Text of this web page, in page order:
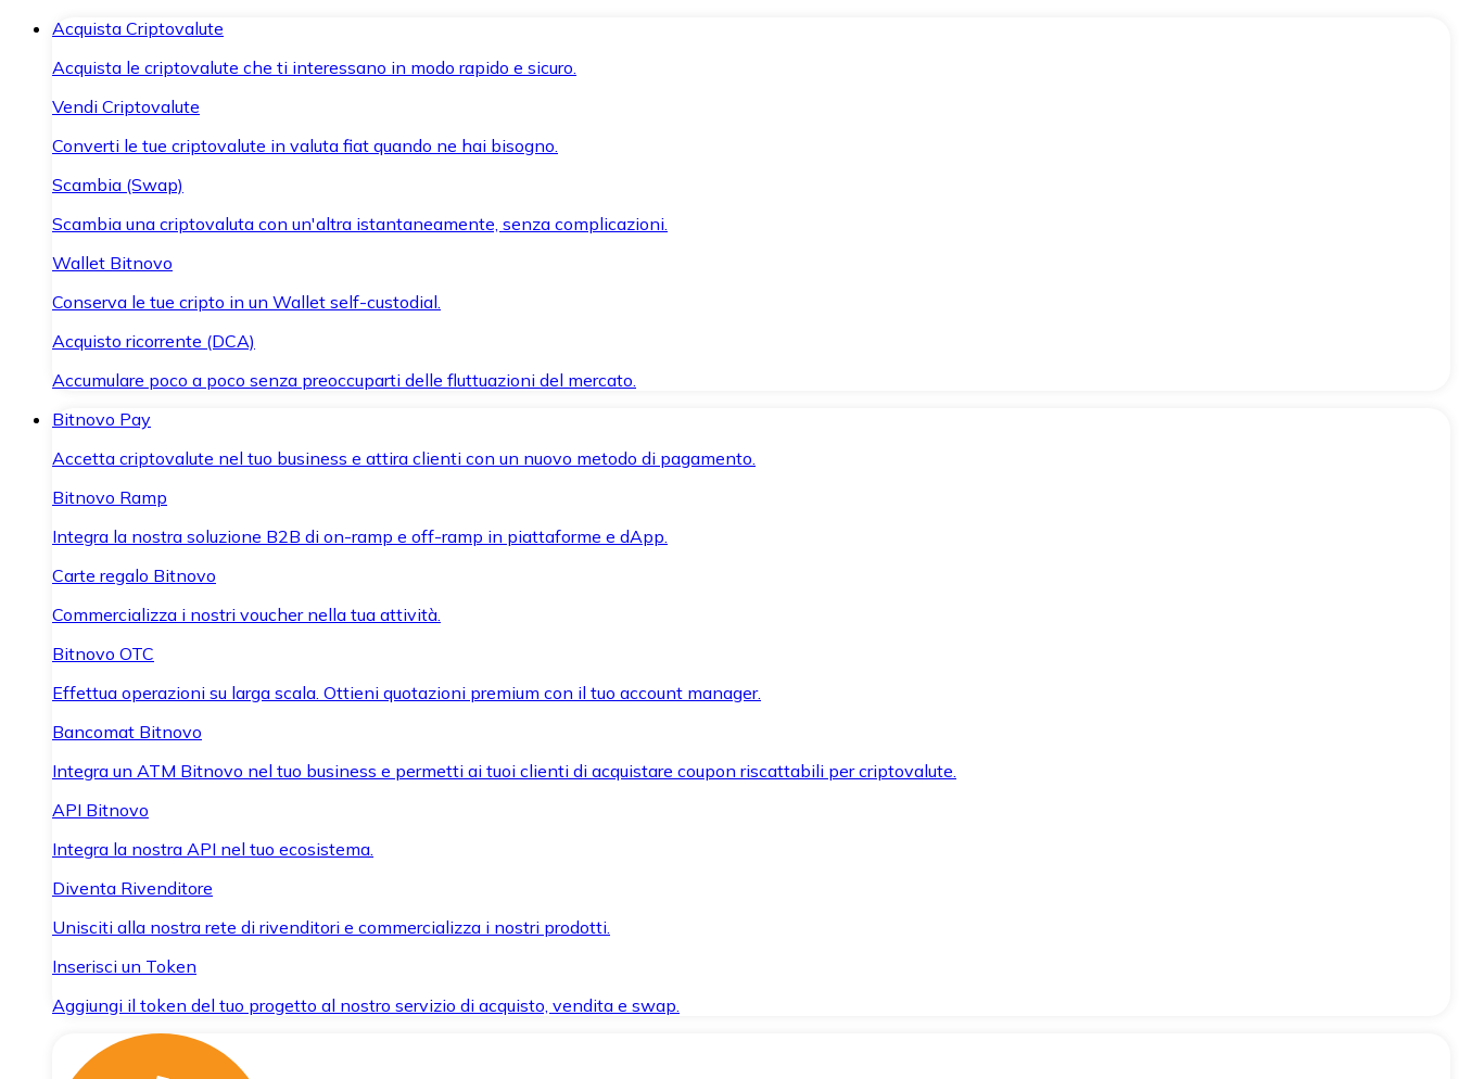
Acquista Criptovalute
Acquista le criptovalute che ti interessano in modo rapido e sicuro.
Vendi Criptovalute
Converti le tue criptovalute in valuta fiat quando ne hai bisogno.
Scambia (Swap)
Scambia una criptovaluta con un'altra istantaneamente, senza complicazioni.
Wallet Bitnovo
Conserva le tue cripto in un Wallet self-custodial.
Acquisto ricorrente (DCA)
Accumulare poco a poco senza preoccuparti delle fluttuazioni del mercato.
Bitnovo Pay
Accetta criptovalute nel tuo business e attira clienti con un nuovo metodo di pagamento.
Bitnovo Ramp
Integra la nostra soluzione B2B di on-ramp e off-ramp in piattaforme e dApp.
Carte regalo Bitnovo
Commercializza i nostri voucher nella tua attività.
Bitnovo OTC
Effettua operazioni su larga scala. Ottieni quotazioni premium con il tuo account manager.
Bancomat Bitnovo
Integra un ATM Bitnovo nel tuo business e permetti ai tuoi clienti di acquistare coupon riscattabili per criptovalute.
API Bitnovo
Integra la nostra API nel tuo ecosistema.
Diventa Rivenditore
Unisciti alla nostra rete di rivenditori e commercializza i nostri prodotti.
Inserisci un Token
Aggiungi il token del tuo progetto al nostro servizio di acquisto, vendita e swap.